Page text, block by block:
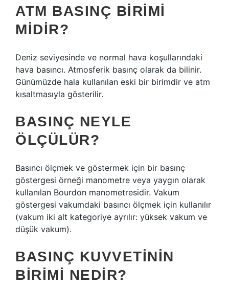
ATM BASINÇ BIRIMI
MIDIR?
Deniz seviyesinde ve normal hava koşullarındaki
hava basıncı. Atmosferik basınç olarak da bilinir.
Günümüzde hala kullanılan eski bir birimdir ve atm
kısaltmasıyla gösterilir.
BASINÇ NEYLE
ÖLÇÜLÜR?
Basıncı ölçmek ve göstermek için bir basınç
göstergesi örneği manometre veya yaygın olarak
kullanılan Bourdon manometresidir. Vakum
göstergesi vakumdaki basıncı ölçmek için kullanılır
(vakum iki alt kategoriye ayrılır: yüksek vakum ve
düşük vakum).
BASINÇ KUVVETININ
BIRIMI NEDIR?